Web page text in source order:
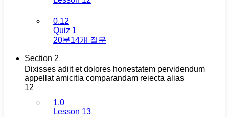
0.12
Quiz 1
20분14개 질문
Section 2
Dixisses adiit et dolores honestatem pervidendum
appellat amicitia comparandam reiecta alias
12
1.0
Lesson 13